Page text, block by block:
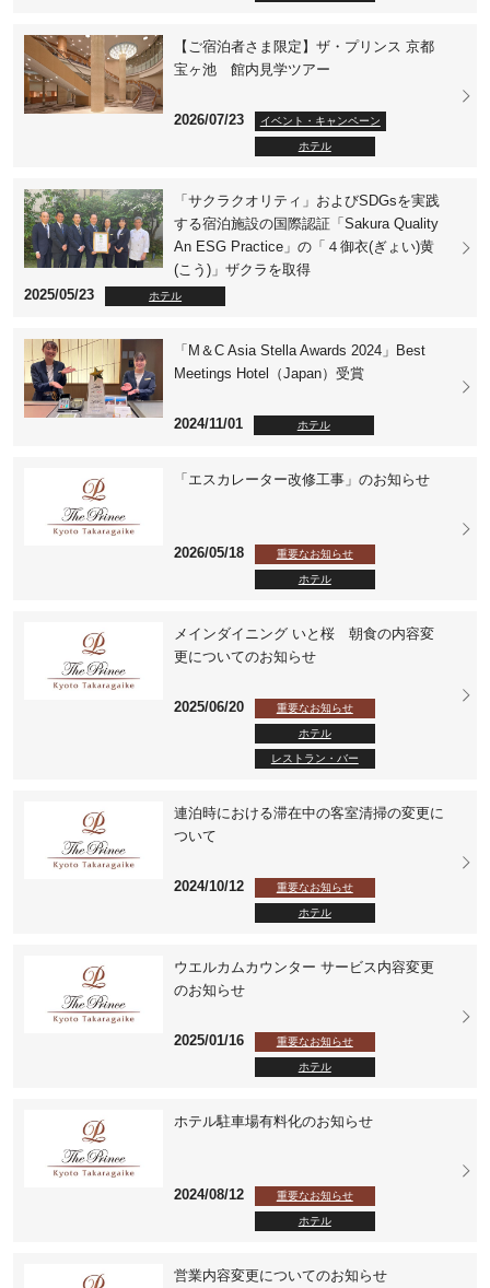
【ご宿泊者さま限定】ザ・プリンス 京都
宝ヶ池 館内見学ツアー
2026/07/23 イベント・キャンペーン
ホテル
「サクラクオリティ」およびSDGsを実践
する宿泊施設の国際認証「Sakura Quality
An ESG Practice」の「４御衣(ぎょい)黄
(こう)」ザクラを取得
2025/05/23
ホテル
「M＆C Asia Stella Awards 2024」Best
Meetings Hotel（Japan）受賞
2024/11/01 ホテル
「エスカレーター改修工事」のお知らせ
2026/05/18 重要なお知らせ
ホテル
メインダイニング いと桜 朝食の内容変
更についてのお知らせ
2025/06/20 重要なお知らせ
ホテル
レストラン・バー
連泊時における滞在中の客室清掃の変更に
ついて
2024/10/12 重要なお知らせ
ホテル
ウエルカムカウンター サービス内容変更
のお知らせ
2025/01/16 重要なお知らせ
ホテル
ホテル駐車場有料化のお知らせ
2024/08/12 重要なお知らせ
ホテル
営業内容変更についてのお知らせ